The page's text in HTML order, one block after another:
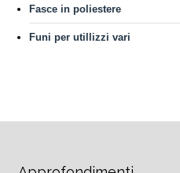
Fasce in poliestere
Funi per utillizzi vari